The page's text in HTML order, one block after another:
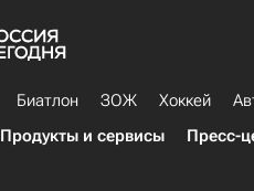
Биатлон ЗОЖ Хоккей
Продукты и сервисы Пресс-